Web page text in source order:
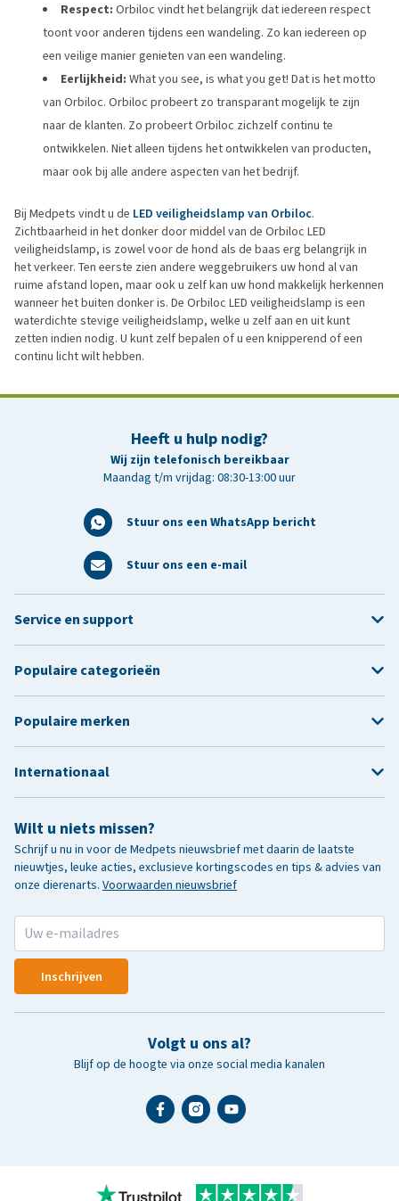
Respect: Orbiloc vindt het belangrijk dat iedereen respect
toont voor anderen tijdens een wandeling. Zo kan iedereen op
een veilige manier genieten van een wandeling.
Eerlijkheid: What you see, is what you get! Dat is het motto
van Orbiloc. Orbiloc probeert zo transparant mogelijk te zijn
naar de klanten. Zo probeert Orbiloc zichzelf continu te
ontwikkelen. Niet alleen tijdens het ontwikkelen van producten,
maar ook bij alle andere aspecten van het bedrijf.
Bij Medpets vindt u de LED veiligheidslamp van Orbiloc.
Zichtbaarheid in het donker door middel van de Orbiloc LED
veiligheidslamp, is zowel voor de hond als de baas erg belangrijk in
het verkeer. Ten eerste zien andere weggebruikers uw hond al van
ruime afstand lopen, maar ook u zelf kan uw hond makkelijk herkennen
wanneer het buiten donker is. De Orbiloc LED veiligheidslamp is een
waterdichte stevige veiligheidslamp, welke u zelf aan en uit kunt
zetten indien nodig. U kunt zelf bepalen of u een knipperend of een
continu licht wilt hebben.
Heeft u hulp nodig?
Wij zijn telefonisch bereikbaar
Maandag t/m vrijdag: 08:30-13:00 uur
Stuur ons een WhatsApp bericht
Stuur ons een e-mail
Wilt u niets missen?
Schrijf u nu in voor de Medpets nieuwsbrief met daarin de laatste
nieuwtjes, leuke acties, exclusieve kortingscodes en tips & advies van
onze dierenarts. Voorwaarden nieuwsbrief
Inschrijven
Volgt u ons al?
Blijf op de hoogte via onze social media kanalen
Service en support
Populaire categorieën
Populaire merken
Internationaal